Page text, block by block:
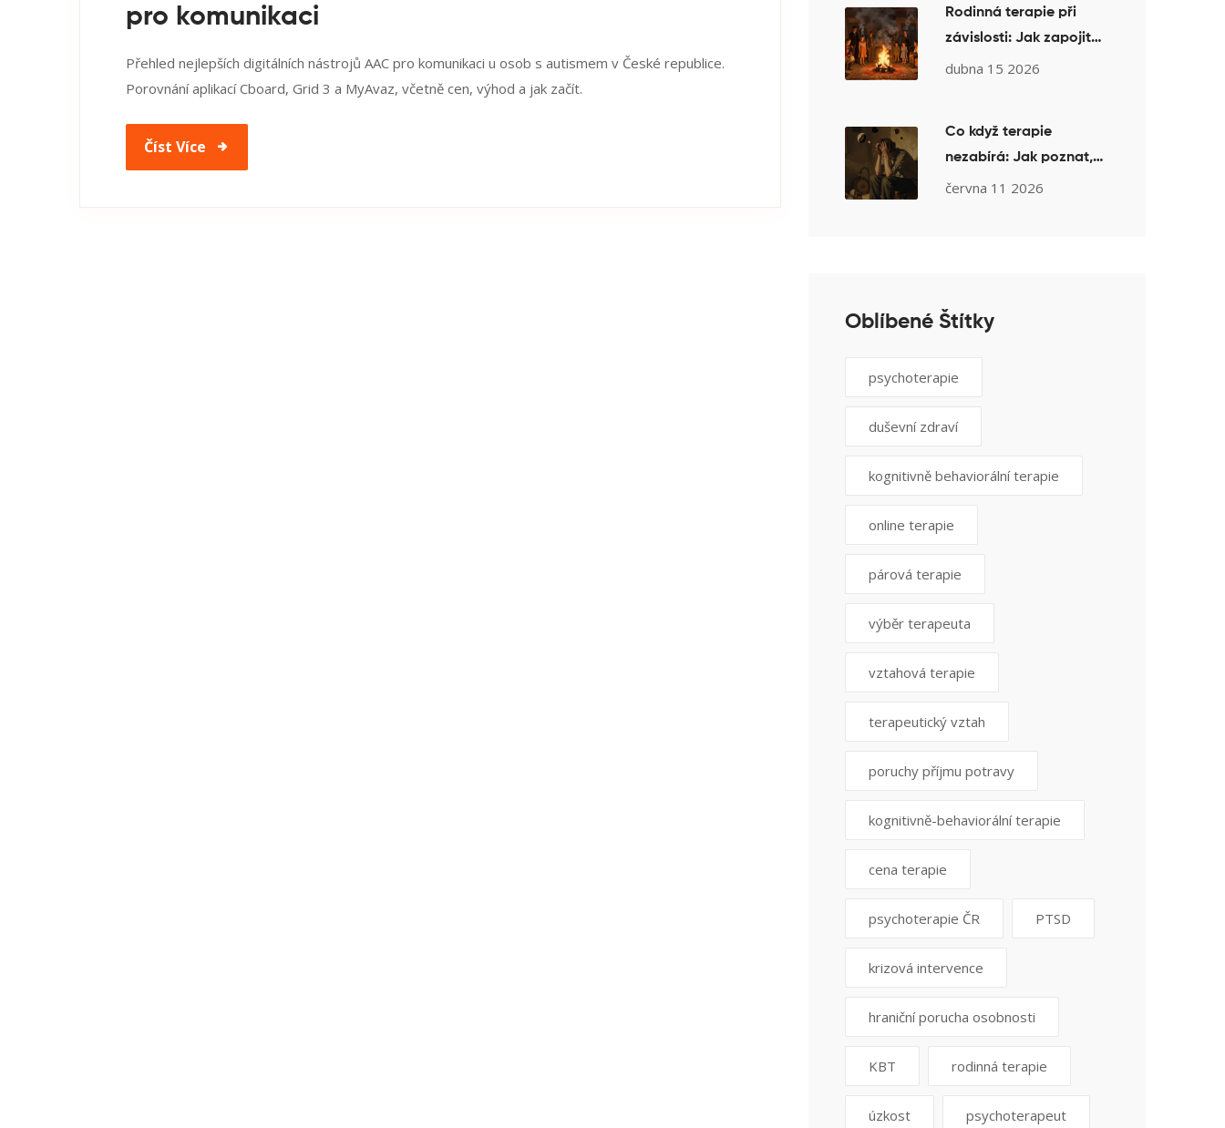
pro komunikaci
Přehled nejlepších digitálních nástrojů AAC pro komunikaci u osob s autismem v České republice.
Porovnání aplikací Cboard, Grid 3 a MyAvaz, včetně cen, výhod a jak začít.
Číst Více
Rodinná terapie při
závislosti: Jak zapojit
celou rodinu do
dubna 15 2026
Co když terapie
nezabírá: Jak poznat,
že je čas změnit
června 11 2026
Oblíbené Štítky
psychoterapie
duševní zdraví
kognitivně behaviorální terapie
online terapie
párová terapie
výběr terapeuta
vztahová terapie
terapeutický vztah
poruchy příjmu potravy
kognitivně-behaviorální terapie
cena terapie
psychoterapie ČR PTSD
krizová intervence
hraniční porucha osobnosti
KBT rodinná terapie
úzkost psychoterapeut